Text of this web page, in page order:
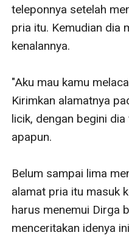
teleponnya setelah
pria itu. Kemudian dia
kenalannya.
"Aku mau kamu
Kirimkan alamatnya
licik, dengan begini
apapun.
Belum sampai lima
alamat pria itu masuk
harus menemui Dirga
menceritakan idenya